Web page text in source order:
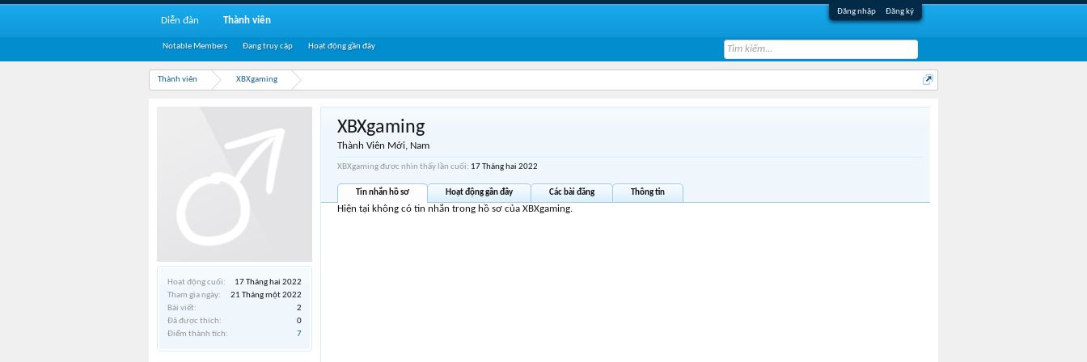
Đăng nhập Đăng ký
Thành viên XBXgaming
Hoạt động cuối:
17 Tháng hai 2022
Tham gia ngày:
21 Tháng một 2022
Bài viết:
2
Đã được thích:
0
Điểm thành tích:
7
XBXgaming
Thành Viên Mới, Nam
XBXgaming được nhìn thấy lần cuối: 17 Tháng hai 2022
Tin nhắn hồ sơ Hoạt động gần đây Các bài đăng Thông tin
Hiện tại không có tin nhắn trong hồ sơ của XBXgaming.
Diễn đàn Thành viên
Notable Members Đang truy cập Hoạt động gần đây